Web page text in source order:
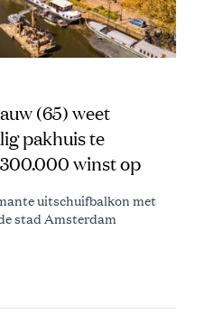
(65) weet
pakhuis te
winst op
uitschuifbalkon met
stad Amsterdam